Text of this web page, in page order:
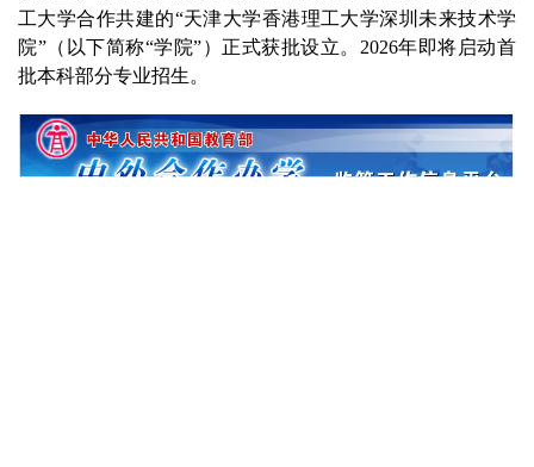
工大学合作共建的“天津大学香港理工大学深圳未来技术学
院”（以下简称“学院”）正式获批设立。2026年即将启动首
批本科部分专业招生。